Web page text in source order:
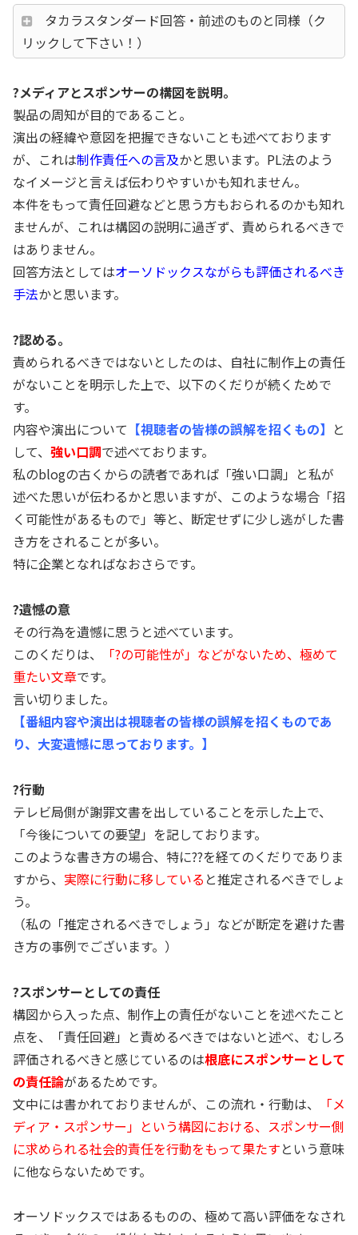
タカラスタンダード回答・前述のものと同様（ク
リックして下さい！）
?メディアとスポンサーの構図を説明。
製品の周知が目的であること。
演出の経緯や意図を把握できないことも述べております
が、これは制作責任への言及かと思います。PL法のよう
なイメージと言えば伝わりやすいかも知れません。
本件をもって責任回避などと思う方もおられるのかも知れ
ませんが、これは構図の説明に過ぎず、責められるべきで
はありません。
回答方法としてはオーソドックスながらも評価されるべき
手法かと思います。
?認める。
責められるべきではないとしたのは、自社に制作上の責任
がないことを明示した上で、以下のくだりが続くためで
す。
内容や演出について 【視聴者の皆様の誤解を招くもの】 と
して、 強い口調で述べております。
私のblogの古くからの読者であれば「強い口調」と私が
述べた思いが伝わるかと思いますが、このような場合「招
く可能性があるもので」等と、断定せずに少し逃がした書
き方をされることが多い。
特に企業となればなおさらです。
?遺憾の意
その行為を遺憾に思うと述べています。
このくだりは、
「?の可能性が」などがないため、極めて
重たい文章です。
言い切りました。
【番組内容や演出は視聴者の皆様の誤解を招くものであ
り、大変遺憾に思っております。】
?行動
テレビ局側が謝罪文書を出していることを示した上で、
「今後についての要望」を記しております。
このような書き方の場合、特に??を経てのくだりでありま
すから、 実際に行動に移している と推定されるべきでしょ
う。
（私の「推定されるべきでしょう」などが断定を避けた書
き方の事例でございます。）
?スポンサーとしての責任
構図から入った点、制作上の責任がないことを述べたこと
点を、「責任回避」と責めるべきではないと述べ、むしろ
評価されるべきと感じているのは根底にスポンサーとして
の責任論があるためです。
文中には書かれておりませんが、この流れ・行動は、
「メ
ディア・スポンサー」という構図における、スポンサー側
に求められる社会的責任を行動をもって果たすという意味
に他ならないためです。
オーソドックスではあるものの、極めて高い評価をなされ